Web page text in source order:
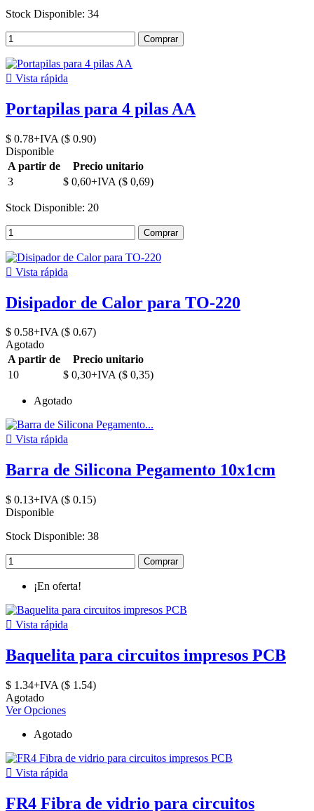
Stock Disponible: 34
Comprar
 Vista rápida
Portapilas para 4 pilas AA
$ 0.78+IVA ($ 0.90)
Disponible
A partir de
Precio unitario
3
$ 0,60+IVA ($ 0,69)
Stock Disponible: 20
Comprar
 Vista rápida
Disipador de Calor para TO-220
$ 0.58+IVA ($ 0.67)
Agotado
A partir de
Precio unitario
10
$ 0,30+IVA ($ 0,35)
Agotado
 Vista rápida
Barra de Silicona Pegamento 10x1cm
$ 0.13+IVA ($ 0.15)
Disponible
Stock Disponible: 38
Comprar
¡En oferta!
 Vista rápida
Baquelita para circuitos impresos PCB
$ 1.34+IVA ($ 1.54)
Agotado
Ver Opciones
Agotado
 Vista rápida
FR4 Fibra de vidrio para circuitos